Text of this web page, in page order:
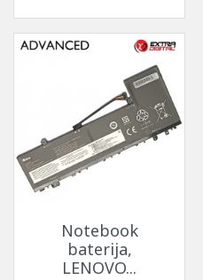
Notebook
baterija,
LENOVO...